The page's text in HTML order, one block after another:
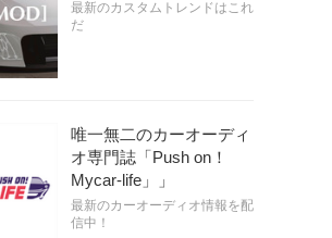
最新のカスタムトレンドはこれ
だ
唯一無二のカーオーディ
オ専門誌「Push on！
Mycar-life」」
最新のカーオーディオ情報を配
信中！